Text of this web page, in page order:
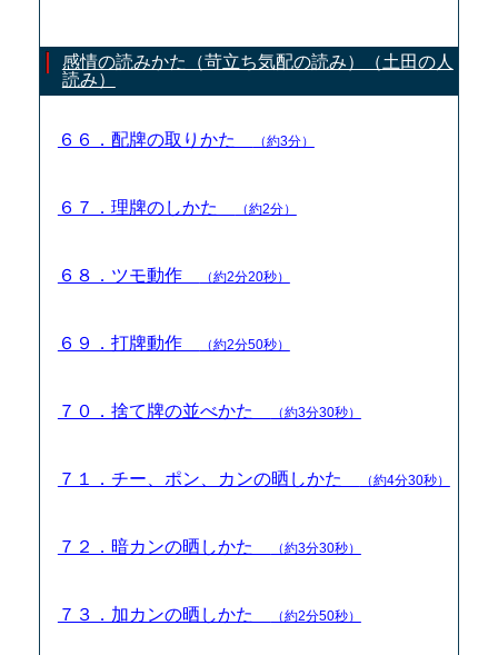
感情の読みかた（苛立ち気配の読み）（土田の人
読み）
６６．配牌の取りかた （約3分）
６７．理牌のしかた （約2分）
６８．ツモ動作 （約2分20秒）
６９．打牌動作 （約2分50秒）
７０．捨て牌の並べかた （約3分30秒）
７１．チー、ポン、カンの晒しかた （約4分30秒）
７２．暗カンの晒しかた （約3分30秒）
７３．加カンの晒しかた （約2分50秒）